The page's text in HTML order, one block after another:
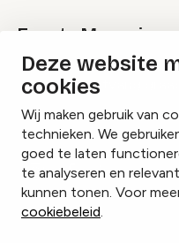
Deze website
cookies
Wij maken gebruik van
technieken. We
goed te laten
te analyseren en
kunnen tonen. Voor
cookiebeleid.
Events Magazine
Ik ontvang
InstagramFacebookLinkedIn